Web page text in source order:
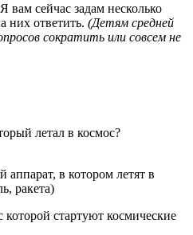
вам сейчас задам несколько
них ответить. (Детям средней
сократить или совсем не
летал в космос?
аппарат, в котором летят в
ракета)
которой стартуют космические